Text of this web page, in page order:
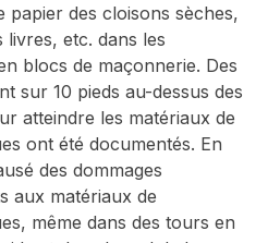
papier des cloisons sèches,
etc. dans les
blocs de maçonnerie. Des
sur 10 pieds au-dessus des
atteindre les matériaux de
ont été documentés. En
des dommages
aux matériaux de
même dans des tours en